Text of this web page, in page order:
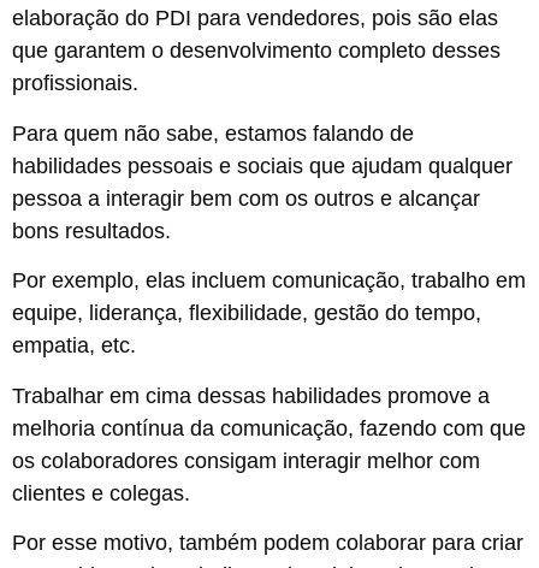
elaboração do PDI para vendedores, pois são elas
que garantem o desenvolvimento completo desses
profissionais.
Para quem não sabe, estamos falando de
habilidades pessoais e sociais que ajudam qualquer
pessoa a interagir bem com os outros e alcançar
bons resultados.
Por exemplo, elas incluem comunicação, trabalho em
equipe, liderança, flexibilidade, gestão do tempo,
empatia, etc.
Trabalhar em cima dessas habilidades promove a
melhoria contínua da comunicação, fazendo com que
os colaboradores consigam interagir melhor com
clientes e colegas.
Por esse motivo, também podem colaborar para criar